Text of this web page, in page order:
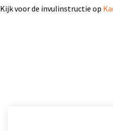
Kijk voor de invulinstructie op